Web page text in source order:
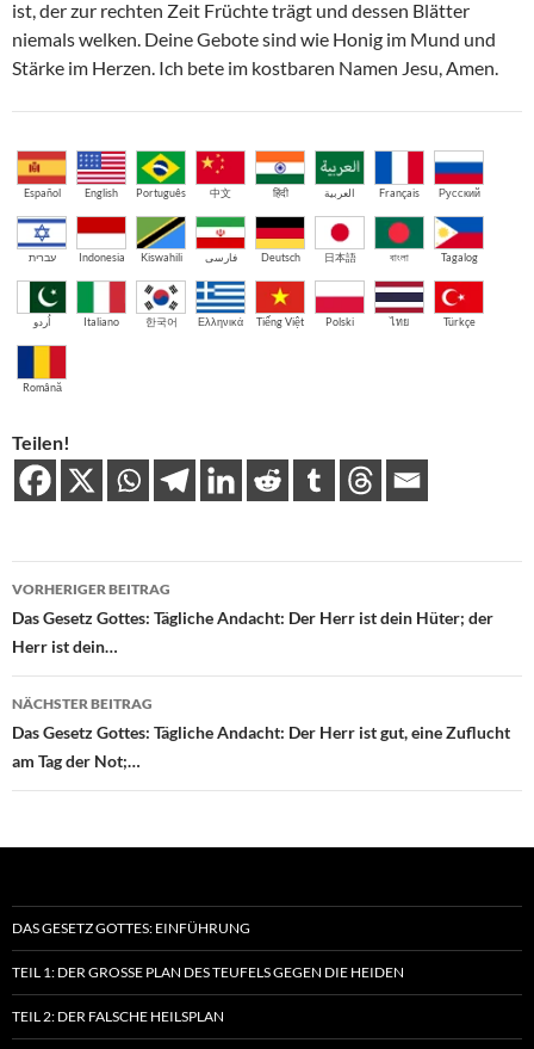
ist, der zur rechten Zeit Früchte trägt und dessen Blätter
niemals welken. Deine Gebote sind wie Honig im Mund und
Stärke im Herzen. Ich bete im kostbaren Namen Jesu, Amen.
Español English Português 中文 हिंदी العربية Français Русский
עברית Indonesia Kiswahili فارسی Deutsch 日本語 বাংলা Tagalog
اُردو Italiano 한국어 Ελληνικά Tiếng Việt Polski ไทย Türkçe
Română
Teilen!
Beitragsnavigation
VORHERIGER BEITRAG
Das Gesetz Gottes: Tägliche Andacht: Der Herr ist dein Hüter; der
Herr ist dein…
NÄCHSTER BEITRAG
Das Gesetz Gottes: Tägliche Andacht: Der Herr ist gut, eine Zuflucht
am Tag der Not;…
DAS GESETZ GOTTES: EINFÜHRUNG
TEIL 1: DER GROSSE PLAN DES TEUFELS GEGEN DIE HEIDEN
TEIL 2: DER FALSCHE HEILSPLAN